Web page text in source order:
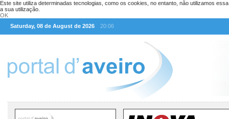
Este site utiliza determinadas tecnologias, como os cookies, no entanto, não utilizamos
a sua utilização.
OK
Saturday, 08 de August de 2026
20:06